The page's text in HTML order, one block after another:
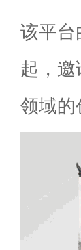
该平台
起，
领域的